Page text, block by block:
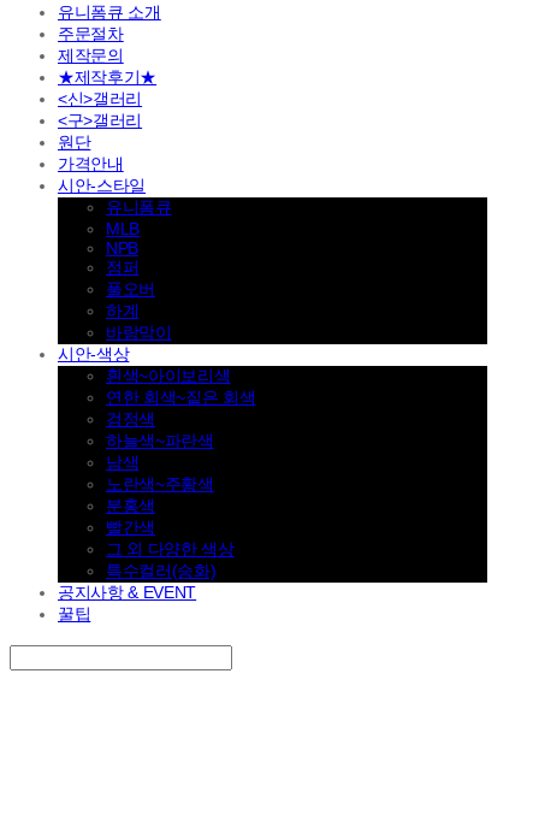
유니폼큐 소개
주문절차
제작문의
★제작후기★
<신>갤러리
<구>갤러리
원단
가격안내
시안-스타일
유니폼큐
MLB
NPB
점퍼
풀오버
하계
바람막이
시안-색상
흰색~아이보리색
연한 회색~짙은 회색
검정색
하늘색~파란색
남색
노란색~주황색
분홍색
빨간색
그 외 다양한 색상
특수컬러(승화)
공지사항 & EVENT
꿀팁